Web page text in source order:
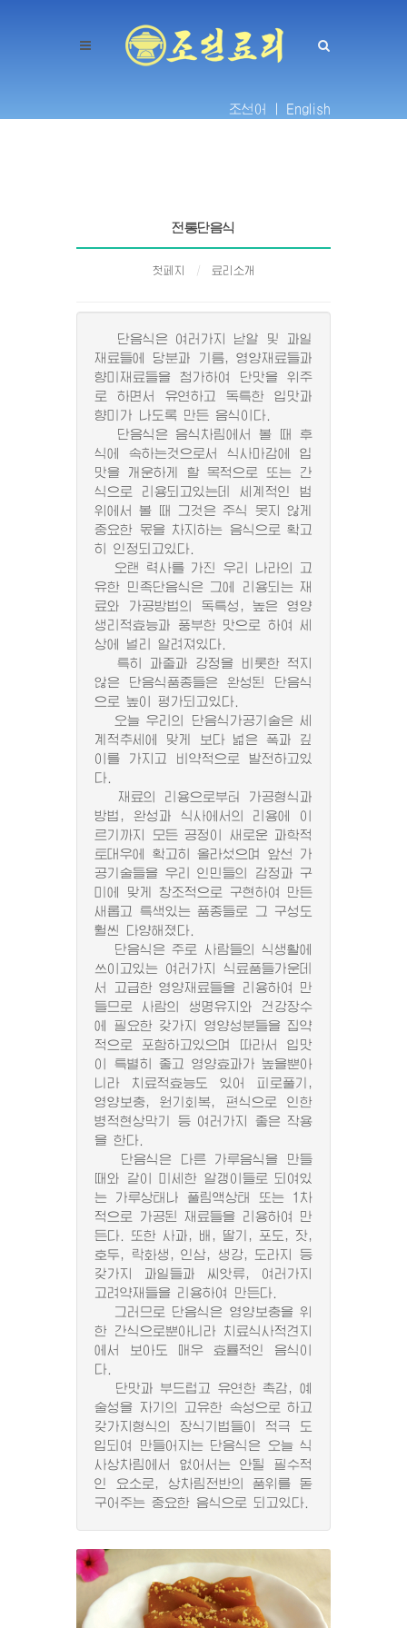
조선어 | English
전통단음식
첫페지 료리소개
단음식은 여러가지 낟알 및 과일
재료들에 당분과 기름, 영양재료들과
향미재료들을 첨가하여 단맛을 위주
로 하면서 유연하고 독특한 입맛과
향미가 나도록 만든 음식이다.
단음식은 음식차림에서 볼 때 후
식에 속하는것으로서 식사마감에 입
맛을 개운하게 할 목적으로 또는 간
식으로 리용되고있는데 세계적인 범
위에서 볼 때 그것은 주식 못지 않게
중요한 몫을 차지하는 음식으로 확고
히 인정되고있다.
오랜 력사를 가진 우리 나라의 고
유한 민족단음식은 그에 리용되는 재
료와 가공방법의 독특성, 높은 영양
생리적효능과 풍부한 맛으로 하여 세
상에 널리 알려져있다.
특히 과줄과 강정을 비롯한 적지
않은 단음식품종들은 완성된 단음식
으로 높이 평가되고있다.
오늘 우리의 단음식가공기술은 세
계적추세에 맞게 보다 넓은 폭과 깊
이를 가지고 비약적으로 발전하고있
다.
재료의 리용으로부터 가공형식과
방법, 완성과 식사에서의 리용에 이
르기까지 모든 공정이 새로운 과학적
토대우에 확고히 올라섰으며 앞선 가
공기술들을 우리 인민들의 감정과 구
미에 맞게 창조적으로 구현하여 만든
새롭고 특색있는 품종들로 그 구성도
훨씬 다양해졌다.
단음식은 주로 사람들의 식생활에
쓰이고있는 여러가지 식료품들가운데
서 고급한 영양재료들을 리용하여 만
들므로 사람의 생명유지와 건강장수
에 필요한 갖가지 영양성분들을 집약
적으로 포함하고있으며 따라서 입맛
이 특별히 좋고 영양효과가 높을뿐아
니라 치료적효능도 있어 피로풀기,
영양보충, 원기회복, 편식으로 인한
병적현상막기 등 여러가지 좋은 작용
을 한다.
단음식은 다른 가루음식을 만들
때와 같이 미세한 알갱이들로 되여있
는 가루상태나 풀림액상태 또는 1차
적으로 가공된 재료들을 리용하여 만
든다. 또한 사과, 배, 딸기, 포도, 잣,
호두, 락화생, 인삼, 생강, 도라지 등
갖가지 과일들과 씨앗류, 여러가지
고려약재들을 리용하여 만든다.
그러므로 단음식은 영양보충을 위
한 간식으로뿐아니라 치료식사적견지
에서 보아도 매우 효률적인 음식이
다.
단맛과 부드럽고 유연한 촉감, 예
술성을 자기의 고유한 속성으로 하고
갖가지형식의 장식기법들이 적극 도
입되여 만들어지는 단음식은 오늘 식
사상차림에서 없어서는 안될 필수적
인 요소로, 상차림전반의 품위를 돋
구어주는 중요한 음식으로 되고있다.